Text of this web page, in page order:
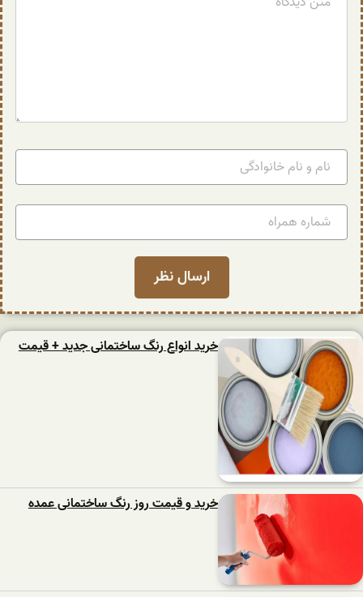
خرید انواع رنگ ساختمانی جدید + قیمت
خرید و قیمت روز رنگ ساختمانی عمده